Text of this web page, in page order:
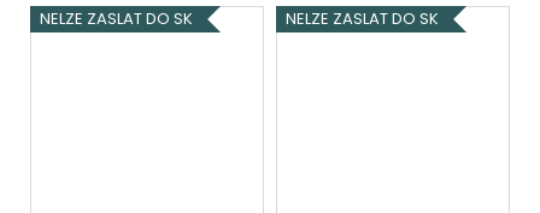
NELZE ZASLAT DO SK NELZE ZASLAT DO SK